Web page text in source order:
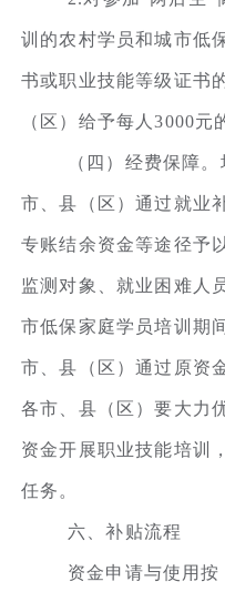
训的农村学员和城市低
书或职业技能等级证书
（区）给予每人3000元
（四）经费保障
市、县（区）通过就业
专账结余资金等途径予
监测对象、就业困难人
市低保家庭学员培训期
市、县（区）通过原资
各市、县（区）要大力
资金开展职业技能培训
任务。
六、补贴流程
资金申请与使用